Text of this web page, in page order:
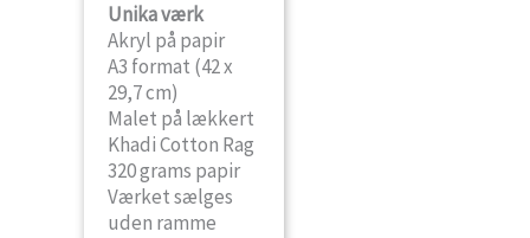
Unika værk
Akryl på papir
A3 format (42 x
29,7 cm)
Malet på lækkert
Khadi Cotton Rag
320 grams papir
Værket sælges
uden ramme